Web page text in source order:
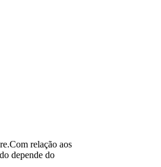
relação aos
depende do